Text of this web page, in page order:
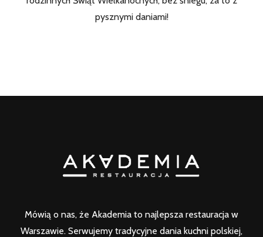
pysznymi daniami!
Mówią o nas, że Akademia to najlepsza restauracja w
Warszawie. Serwujemy tradycyjne dania kuchni polskiej,